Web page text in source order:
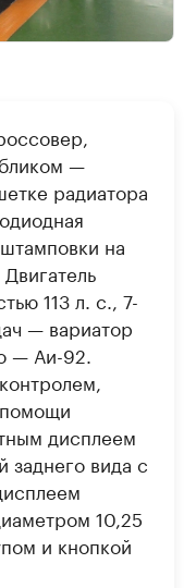
—
радиатора
на
113 л. с., 7-
— вариатор
— Аи-92.
дисплеем
заднего вида с
10,25
и кнопкой